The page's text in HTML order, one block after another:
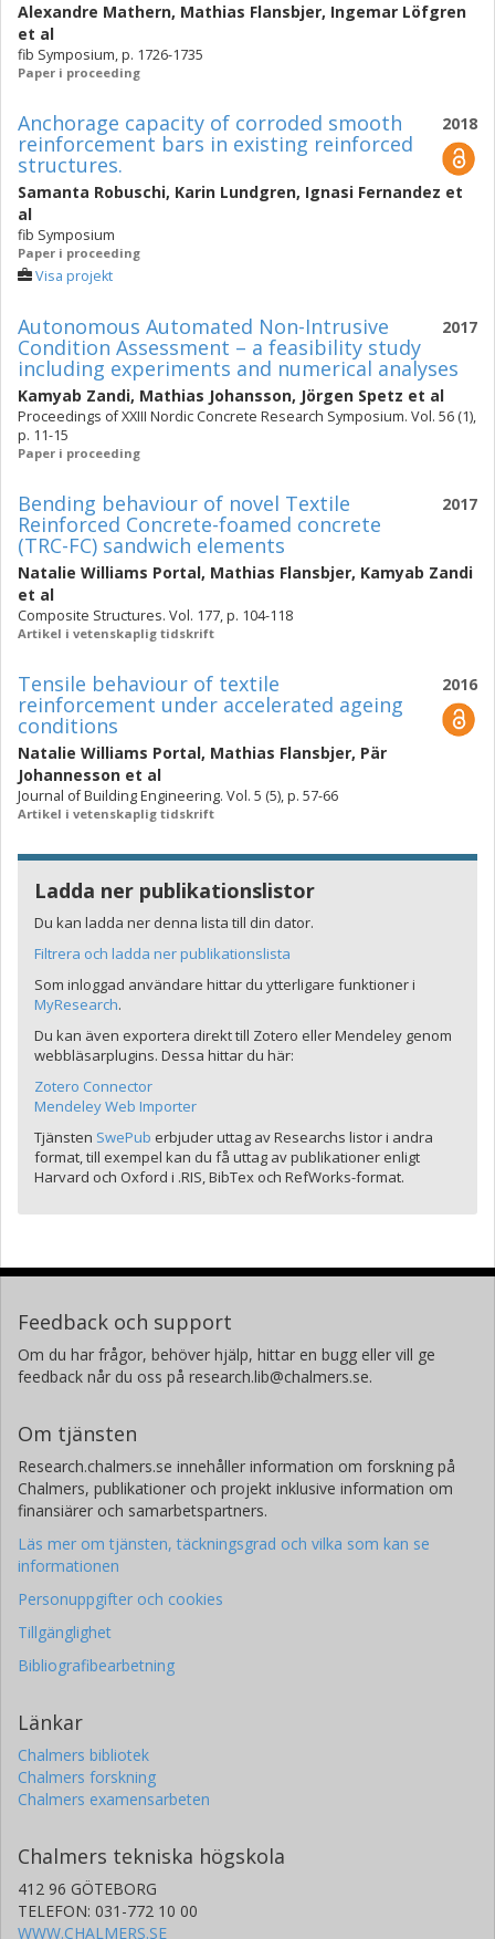
Alexandre Mathern, Mathias Flansbjer, Ingemar Löfgren
et al
fib Symposium, p. 1726-1735
Paper i proceeding
2018
Anchorage capacity of corroded smooth
reinforcement bars in existing reinforced
structures.
Samanta Robuschi, Karin Lundgren, Ignasi Fernandez et
al
fib Symposium
Paper i proceeding
Visa projekt
2017
Autonomous Automated Non-Intrusive
Condition Assessment – a feasibility study
including experiments and numerical analyses
Kamyab Zandi, Mathias Johansson, Jörgen Spetz et al
Proceedings of XXIII Nordic Concrete Research Symposium. Vol. 56 (1),
p. 11-15
Paper i proceeding
2017
Bending behaviour of novel Textile
Reinforced Concrete-foamed concrete
(TRC-FC) sandwich elements
Natalie Williams Portal, Mathias Flansbjer, Kamyab Zandi
et al
Composite Structures. Vol. 177, p. 104-118
Artikel i vetenskaplig tidskrift
2016
Tensile behaviour of textile
reinforcement under accelerated ageing
conditions
Natalie Williams Portal, Mathias Flansbjer, Pär
Johannesson et al
Journal of Building Engineering. Vol. 5 (5), p. 57-66
Artikel i vetenskaplig tidskrift
Ladda ner publikationslistor
Du kan ladda ner denna lista till din dator.
Filtrera och ladda ner publikationslista
Som inloggad användare hittar du ytterligare funktioner i
MyResearch.
Du kan även exportera direkt till Zotero eller Mendeley genom
webbläsarplugins. Dessa hittar du här:
Zotero Connector
Mendeley Web Importer
Tjänsten SwePub erbjuder uttag av Researchs listor i andra
format, till exempel kan du få uttag av publikationer enligt
Harvard och Oxford i .RIS, BibTex och RefWorks-format.
Feedback och support
Om du har frågor, behöver hjälp, hittar en bugg eller vill ge
feedback når du oss på research.lib@chalmers.se.
Om tjänsten
Research.chalmers.se innehåller information om forskning på
Chalmers, publikationer och projekt inklusive information om
finansiärer och samarbetspartners.
Läs mer om tjänsten, täckningsgrad och vilka som kan se
informationen
Personuppgifter och cookies
Tillgänglighet
Bibliografibearbetning
Länkar
Chalmers bibliotek
Chalmers forskning
Chalmers examensarbeten
Chalmers tekniska högskola
412 96 GÖTEBORG
TELEFON: 031-772 10 00
WWW.CHALMERS.SE